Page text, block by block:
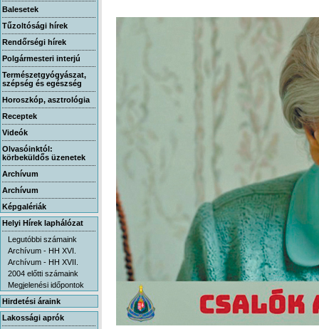
Balesetek
Tűzoltósági hírek
Rendőrségi hírek
Polgármesteri interjú
Természetgyógyászat,
szépség és egészség
Horoszkóp, asztrológia
Receptek
Videók
Olvasóinktól:
körbeküldős üzenetek
Archívum
Archívum
Képgalériák
Helyi Hírek laphálózat
Legutóbbi számaink
Archívum - HH XVI.
Archívum - HH XVII.
2004 előtti számaink
Megjelenési időpontok
Hirdetési áraink
Lakossági aprók